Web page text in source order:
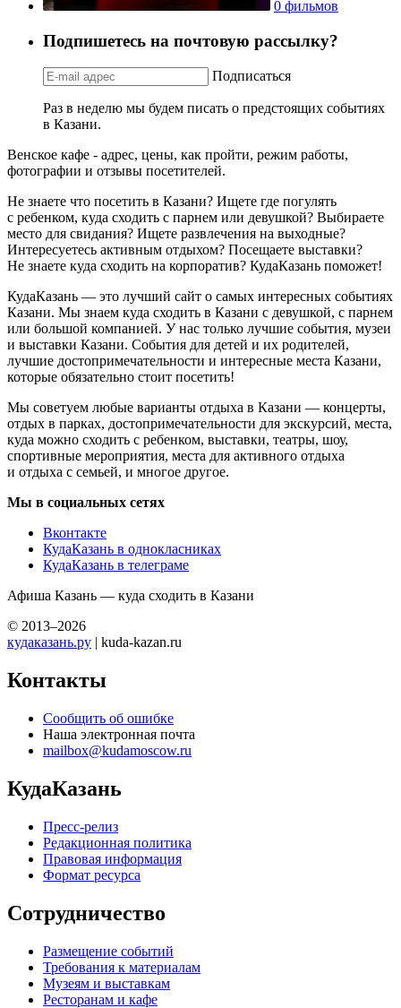
0 фильмов
Подпишетесь на почтовую рассылку?
Подписаться
Раз в неделю мы будем писать о предстоящих событиях
в Казани.
Венское кафе - адрес, цены, как пройти, режим работы,
фотографии и отзывы посетителей.
Не знаете что посетить в Казани? Ищете где погулять
с ребенком, куда сходить с парнем или девушкой? Выбираете
место для свидания? Ищете развлечения на выходные?
Интересуетесь активным отдыхом? Посещаете выставки?
Не знаете куда сходить на корпоратив? КудаКазань поможет!
КудаКазань — это лучший сайт о самых интересных событиях
Казани. Мы знаем куда сходить в Казани с девушкой, с парнем
или большой компанией. У нас только лучшие события, музеи
и выставки Казани. События для детей и их родителей,
лучшие достопримечательности и интересные места Казани,
которые обязательно стоит посетить!
Мы советуем любые варианты отдыха в Казани — концерты,
отдых в парках, достопримечательности для экскурсий, места,
куда можно сходить с ребенком, выставки, театры, шоу,
спортивные мероприятия, места для активного отдыха
и отдыха с семьей, и многое другое.
Мы в социальных сетях
Вконтакте
КудаКазань в однокласниках
КудаКазань в телеграме
Афиша Казань — куда сходить в Казани
© 2013–2026
кудаказань.ру | kuda-kazan.ru
Контакты
Сообщить об ошибке
Наша электронная почта
mailbox@kudamoscow.ru
КудаКазань
Пресс-релиз
Редакционная политика
Правовая информация
Формат ресурса
Сотрудничество
Размещение событий
Требования к материалам
Музеям и выставкам
Ресторанам и кафе